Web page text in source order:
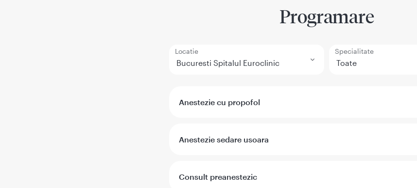
Programare
Locatie Specialitate
Anestezie cu propofol
Anestezie sedare usoara
Consult preanestezic